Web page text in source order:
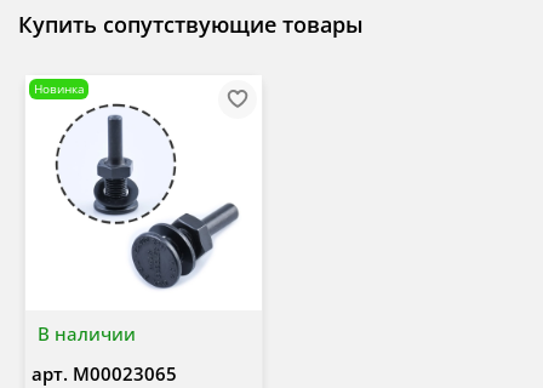
Купить сопутствующие товары
В наличии
Новинка
арт. М00023065